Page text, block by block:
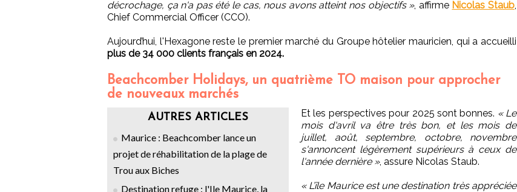
décrochage, ça n'a pas été le cas, nous avons atteint nos objectifs », affirme Nicolas Staub,
Chief Commercial Officer (CCO).
Aujourd’hui, l'Hexagone reste le premier marché du Groupe hôtelier mauricien, qui a accueilli
plus de 34 000 clients français en 2024.
Beachcomber Holidays, un quatrième TO maison pour approcher
de nouveaux marchés
AUTRES ARTICLES
Maurice : Beachcomber lance un
projet de réhabilitation de la plage de
Trou aux Biches
Destination refuge : l'Ile Maurice, la
Et les perspectives pour 2025 sont bonnes. « Le
mois d'avril va être très bon, et les mois de
juillet, août, septembre, octobre, novembre
s'annoncent légèrement supérieurs à ceux de
l'année dernière », assure Nicolas Staub.
« L’île Maurice est une destination très appréciée